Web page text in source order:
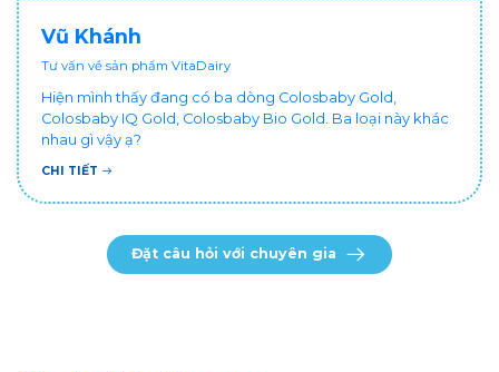
Vũ Khánh
Tư vấn về sản phẩm VitaDairy
Hiện mình thấy đang có ba dòng Colosbaby Gold,
Colosbaby IQ Gold, Colosbaby Bio Gold. Ba loại này khác
nhau gì vậy ạ?
CHI TIẾT
Đặt câu hỏi với chuyên gia